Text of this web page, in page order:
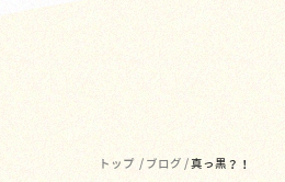
トップ / ブログ / 真っ黒？！